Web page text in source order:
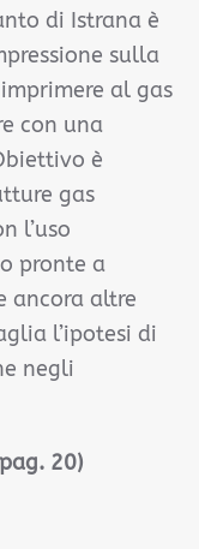
di Istrana è
sulla
al gas
con una
è
gas
l’uso
pronte a
ancora altre
l’ipotesi di
negli
20)